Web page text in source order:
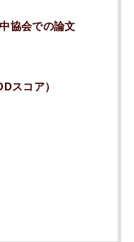
協会での論文
スコア）